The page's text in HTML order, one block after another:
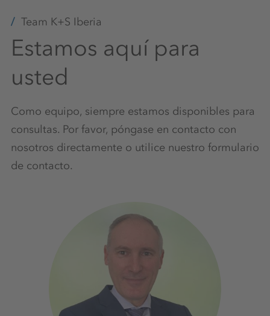
Team K+S Iberia
Estamos aquí para
usted
Como equipo, siempre estamos disponibles para
consultas. Por favor, póngase en contacto con
nosotros directamente o utilice nuestro formulario
de contacto.